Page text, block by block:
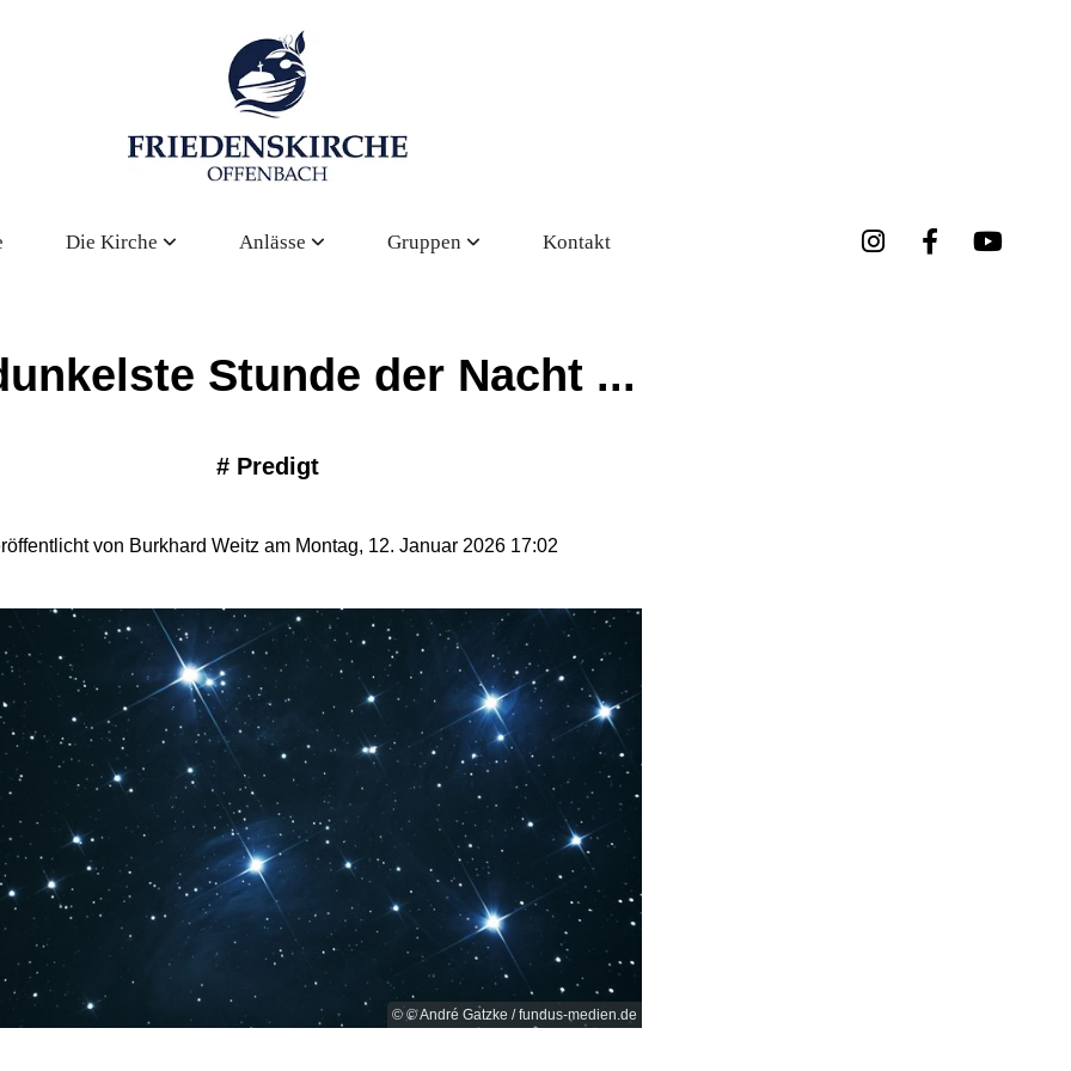
Die Kirche Anlässe Gruppen Kontakt
Stunde der Nacht ...
# Predigt
von Burkhard Weitz am Montag, 12. Januar 2026 17:02
© © André Gatzke / fundus-medien.de